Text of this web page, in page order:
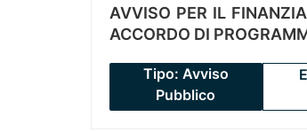
AVVISO PER IL
ACCORDO DI
Tipo: Avviso
Pubblico